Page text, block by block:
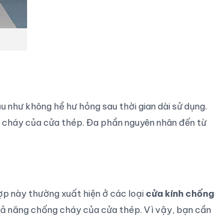
không hề hư hỏng sau thời gian dài sử dụng.
của cửa thép. Đa phần nguyên nhân đến từ
này thường xuất hiện ở các loại cửa kính chống
năng chống cháy của cửa thép. Vì vậy, bạn cần